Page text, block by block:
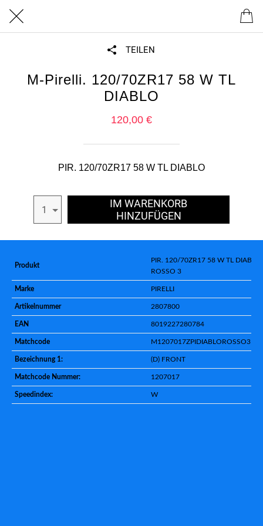
TEILEN
M-Pirelli. 120/70ZR17 58 W TL
DIABLO
120,00 €
PIR. 120/70ZR17 58 W TL DIABLO
1
IM WARENKORB
HINZUFÜGEN
Produkt
PIR. 120/70ZR17 58 W TL DIABLO
ROSSO 3
Marke PIRELLI
Artikelnummer 2807800
EAN 8019227280784
Matchcode M1207017ZPIDIABLOROSSO3
Bezeichnung 1: (D) FRONT
Matchcode Nummer: 1207017
Speedindex: W